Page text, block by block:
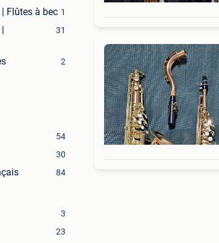
Flûtes à bec 1
31
2
54
30
84
3
23